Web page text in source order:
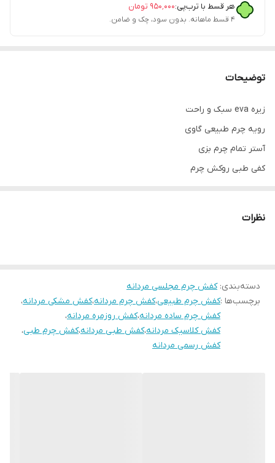
هر قسط با ترب‌پی:۹۵۰٬۰۰۰ تومان
۴ قسط ماهانه. بدون سود، چک و ضامن.
توضیحات
زیره eva سبک و راحت
رویه چرم طبیعی گاوی
آستر تمام چرم بزی
کفی طبی روکش چرم
کیفیت عالی
نظرات
دسته‌بندی:کفش چرم مجلسی مردانه
برچسب‌ها :کفش چرم طبیعی،کفش چرم مردانه،کفش مشکی مردانه،
کفش چرم ساده مردانه،کفش روزمره مردانه،
کفش کلاسیک مردانه،کفش طبی مردانه،کفش چرم طبی،
کفش رسمی مردانه